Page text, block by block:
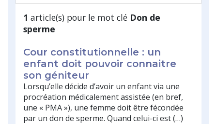
1 article(s) pour le mot clé Don de
sperme
Cour constitutionnelle : un
enfant doit pouvoir connaitre
son géniteur
Lorsqu’elle décide d’avoir un enfant via une
procréation médicalement assistée (en bref,
une « PMA »), une femme doit être fécondée
par un don de sperme. Quand celui-ci est (…)